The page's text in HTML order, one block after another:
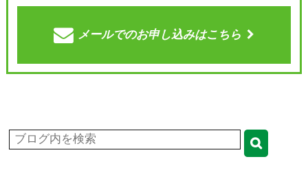
メールでのお申し込みはこちら